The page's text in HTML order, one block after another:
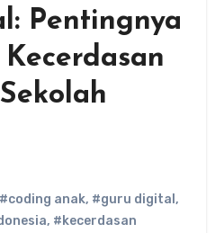
Pentingnya
#coding anak, #guru digital ,
, #kecerdasan